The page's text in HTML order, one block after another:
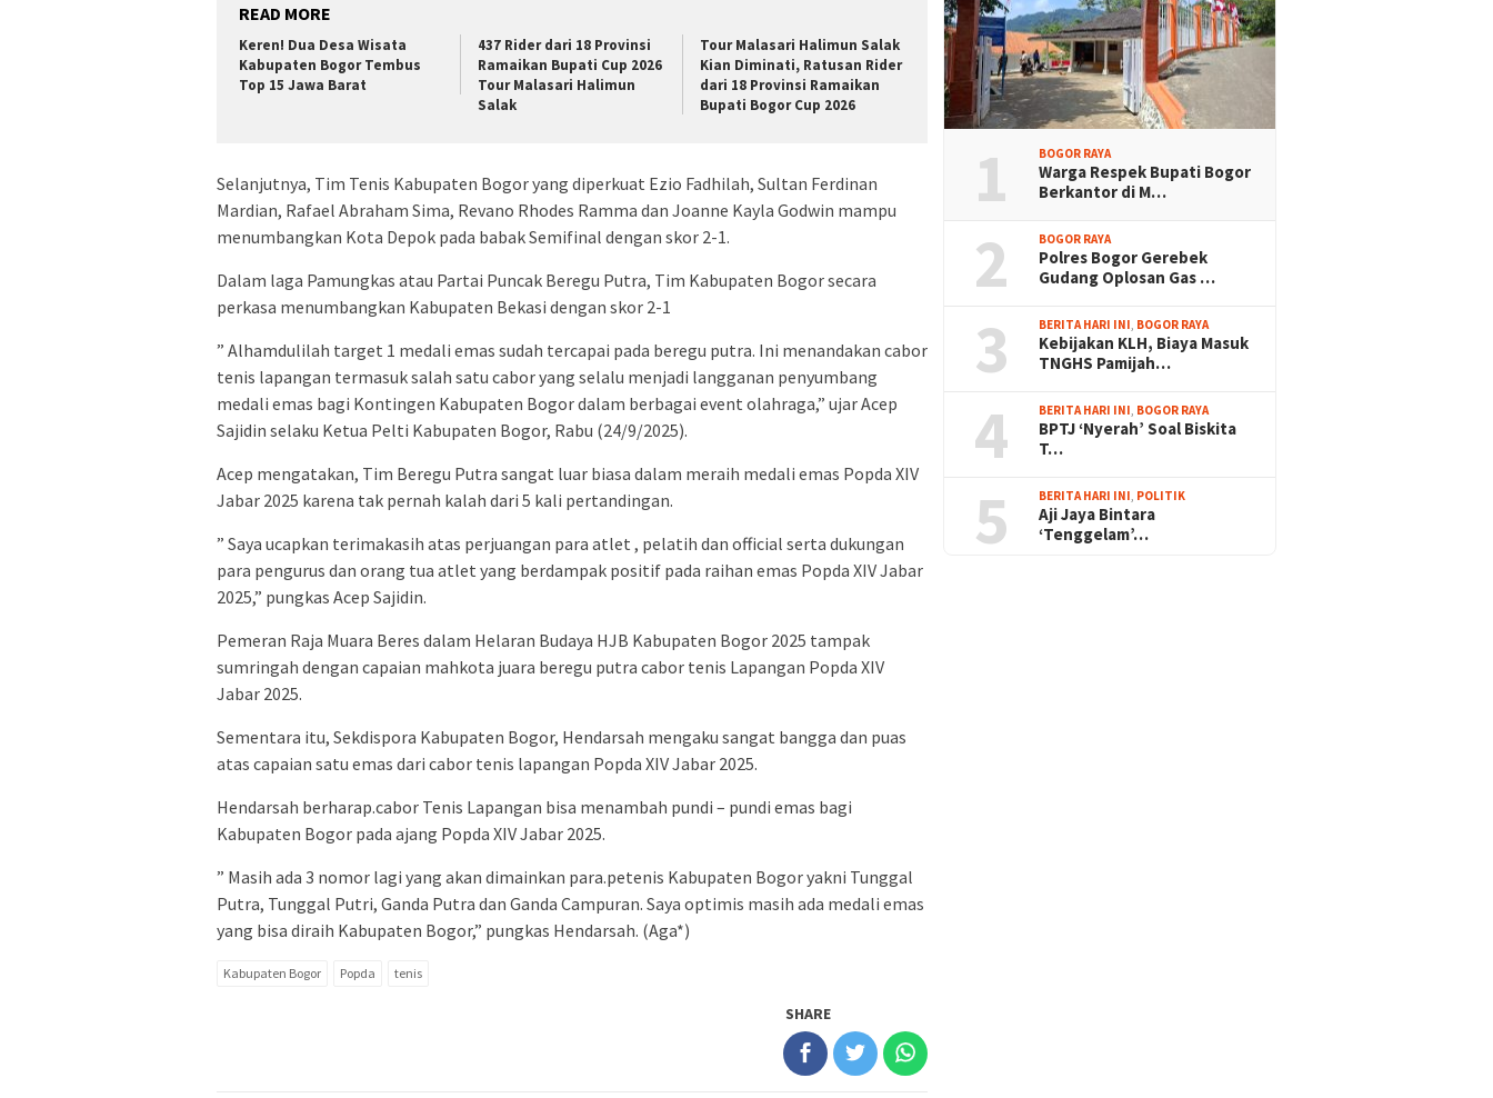
READ MORE
Keren! Dua Desa Wisata
Kabupaten Bogor Tembus
Top 15 Jawa Barat
437 Rider dari 18 Provinsi
Ramaikan Bupati Cup 2026
Tour Malasari Halimun
Salak
Tour Malasari Halimun Salak
Kian Diminati, Ratusan Rider
dari 18 Provinsi Ramaikan
Bupati Bogor Cup 2026
Selanjutnya, Tim Tenis Kabupaten Bogor yang diperkuat Ezio Fadhilah, Sultan Ferdinan
Mardian, Rafael Abraham Sima, Revano Rhodes Ramma dan Joanne Kayla Godwin mampu
menumbangkan Kota Depok pada babak Semifinal dengan skor 2-1.
Dalam laga Pamungkas atau Partai Puncak Beregu Putra, Tim Kabupaten Bogor secara
perkasa menumbangkan Kabupaten Bekasi dengan skor 2-1
” Alhamdulilah target 1 medali emas sudah tercapai pada beregu putra. Ini menandakan cabor
tenis lapangan termasuk salah satu cabor yang selalu menjadi langganan penyumbang
medali emas bagi Kontingen Kabupaten Bogor dalam berbagai event olahraga,” ujar Acep
Sajidin selaku Ketua Pelti Kabupaten Bogor, Rabu (24/9/2025).
Acep mengatakan, Tim Beregu Putra sangat luar biasa dalam meraih medali emas Popda XIV
Jabar 2025 karena tak pernah kalah dari 5 kali pertandingan.
” Saya ucapkan terimakasih atas perjuangan para atlet , pelatih dan official serta dukungan
para pengurus dan orang tua atlet yang berdampak positif pada raihan emas Popda XIV Jabar
2025,” pungkas Acep Sajidin.
Pemeran Raja Muara Beres dalam Helaran Budaya HJB Kabupaten Bogor 2025 tampak
sumringah dengan capaian mahkota juara beregu putra cabor tenis Lapangan Popda XIV
Jabar 2025.
Sementara itu, Sekdispora Kabupaten Bogor, Hendarsah mengaku sangat bangga dan puas
atas capaian satu emas dari cabor tenis lapangan Popda XIV Jabar 2025.
Hendarsah berharap.cabor Tenis Lapangan bisa menambah pundi – pundi emas bagi
Kabupaten Bogor pada ajang Popda XIV Jabar 2025.
” Masih ada 3 nomor lagi yang akan dimainkan para.petenis Kabupaten Bogor yakni Tunggal
Putra, Tunggal Putri, Ganda Putra dan Ganda Campuran. Saya optimis masih ada medali emas
yang bisa diraih Kabupaten Bogor,” pungkas Hendarsah. (Aga*)
Kabupaten Bogor Popda tenis
SHARE
1 BOGOR RAYA
Warga Respek Bupati Bogor
Berkantor di M…
2 BOGOR RAYA
Polres Bogor Gerebek
Gudang Oplosan Gas …
3 BERITA HARI INI, BOGOR RAYA
Kebijakan KLH, Biaya Masuk
TNGHS Pamijah…
4 BERITA HARI INI, BOGOR RAYA
BPTJ ‘Nyerah’ Soal Biskita
T…
5 BERITA HARI INI, POLITIK
Aji Jaya Bintara
‘Tenggelam’…